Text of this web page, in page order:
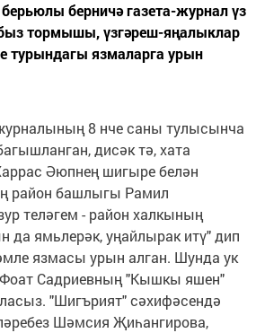
берничә газета-журнал үз
тормышы, үзгәреш-яңалыклар
турындагы язмаларга урын
8 нче саны тулысынча
дисәк тә, хата
Әюпнең шигыре белән
район башлыгы Рамил
теләгем - район халкының
ямьлерәк, уңайлырак итү" дип
язмасы урын алган. Шунда ук
Садриевның "Кышкы яшен"
"Шигърият" сәхифәсендә
Шәмсия Җиһангирова,